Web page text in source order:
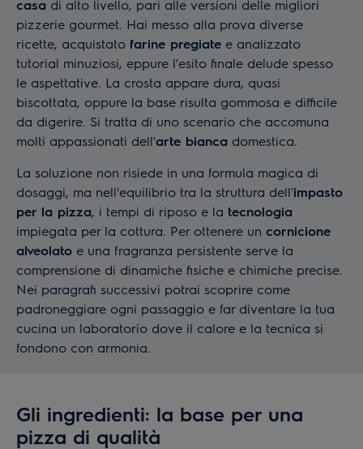
casa di alto livello, pari alle versioni delle migliori
pizzerie gourmet. Hai messo alla prova diverse
ricette, acquistato farine pregiate e analizzato
tutorial minuziosi, eppure l'esito finale delude spesso
le aspettative. La crosta appare dura, quasi
biscottata, oppure la base risulta gommosa e difficile
da digerire. Si tratta di uno scenario che accomuna
molti appassionati dell'arte bianca domestica.
La soluzione non risiede in una formula magica di
dosaggi, ma nell'equilibrio tra la struttura dell'impasto
per la pizza, i tempi di riposo e la tecnologia
impiegata per la cottura. Per ottenere un cornicione
alveolato e una fragranza persistente serve la
comprensione di dinamiche fisiche e chimiche precise.
Nei paragrafi successivi potrai scoprire come
padroneggiare ogni passaggio e far diventare la tua
cucina un laboratorio dove il calore e la tecnica si
fondono con armonia.
Gli ingredienti: la base per una
pizza di qualità